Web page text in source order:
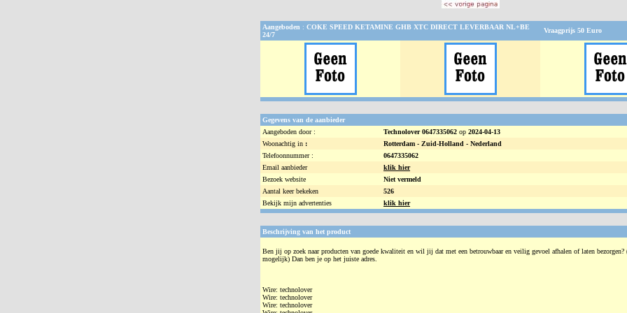
Aangeboden : COKE SPEED KETAMINE GHB XTC DIRECT LEVERBAAR NL+BE
24/7
Vraagprijs 50 Euro
Gegevens van de aanbieder
Aangeboden door :
Technolover 0647335062 op 2024-04-13
Woonachtig in : Rotterdam - Zuid-Holland - Nederland
Telefoonnummer :
0647335062
Email aanbieder
klik hier
Bezoek website
Niet vermeld
Aantal keer bekeken
526
Bekijk mijn advertenties
klik hier
Beschrijving van het product
Ben jij op zoek naar producten van goede kwaliteit en wil jij dat met een betrouwbaar en veilig gevoel afhalen of laten bezorgen?
mogelijk) Dan ben je op het juiste adres.
Wire: technolover
Wire: technolover
Wire: technolover